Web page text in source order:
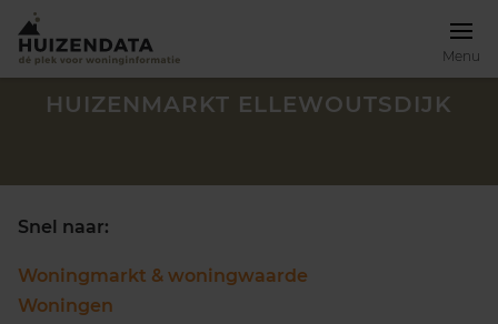
Menu
HUIZENMARKT ELLEWOUTSDIJK
Snel naar:
Woningmarkt & woningwaarde
Woningen